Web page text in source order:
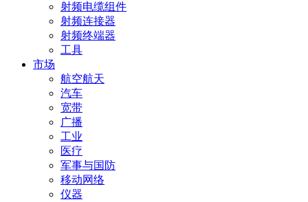
射频电缆组件
射频连接器
射频终端器
工具
市场
航空航天
汽车
宽带
广播
工业
医疗
军事与国防
移动网络
仪器